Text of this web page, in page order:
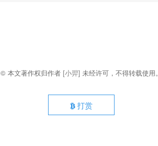
© 本文著作权归作者 [小羿] 未经许可，不得转载使用。
打赏